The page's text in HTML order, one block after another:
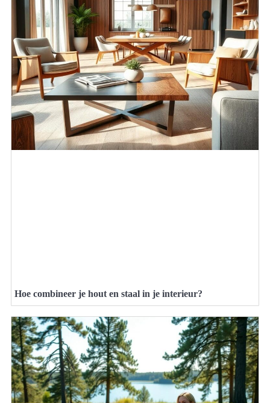
Hoe combineer je hout en staal in je interieur?